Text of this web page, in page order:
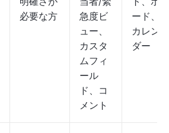
必要な方
急度ビ
ュー、
カスタ
ムフィ
ール
ド、コ
メント
ード、
カレン
ダー